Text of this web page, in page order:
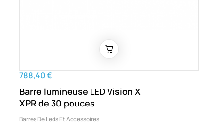
788,40 €
Barre lumineuse LED Vision X
XPR de 30 pouces
Barres De Leds Et Accessoires